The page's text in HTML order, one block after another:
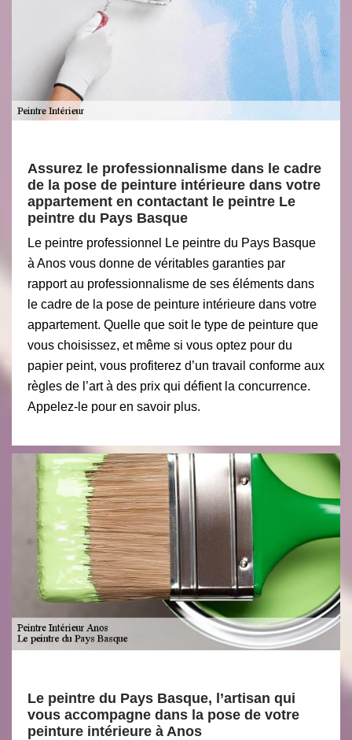
Assurez le professionnalisme dans le cadre
de la pose de peinture intérieure dans votre
appartement en contactant le peintre Le
peintre du Pays Basque
Le peintre professionnel Le peintre du Pays Basque
à Anos vous donne de véritables garanties par
rapport au professionnalisme de ses éléments dans
le cadre de la pose de peinture intérieure dans votre
appartement. Quelle que soit le type de peinture que
vous choisissez, et même si vous optez pour du
papier peint, vous profiterez d’un travail conforme aux
règles de l’art à des prix qui défient la concurrence.
Appelez-le pour en savoir plus.
Le peintre du Pays Basque, l’artisan qui
vous accompagne dans la pose de votre
peinture intérieure à Anos